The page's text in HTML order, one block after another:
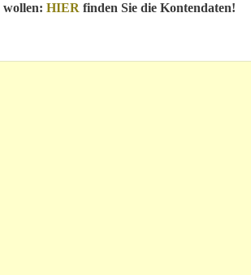
wollen: HIER finden Sie die Kontendaten!